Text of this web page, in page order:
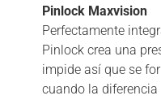
Pinlock Maxvision
Perfectamente
Pinlock crea una
impide así que se
cuando la diferencia